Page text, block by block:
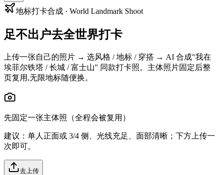
地标打卡合成 · World Landmark Shoot
足不出户去全世界打卡
上传一张自己的照片 → 选风格 / 地标 / 穿搭 → AI 合成"我在
埃菲尔铁塔 / 长城 / 富士山" 同款打卡照。主体照片固定后整
页复用,无限地标随便换。
先固定一张主体照（全程会被复用）
建议：单人正面或 3/4 侧、光线充足、面部清晰；下方上传一
次即可。
去上传